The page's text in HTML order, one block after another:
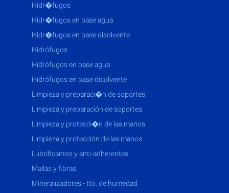
hidr�fugos
hidr�fugos en base agua
hidr�fugos en base disolvente
hidrófugos
hidrófugos en base agua
hidrófugos en base disolvente
limpieza y preparaci�n de soportes
limpieza y preparación de soportes
limpieza y protecci�n de las manos
limpieza y protección de las manos
lubrificantes y anti-adherentes
mallas y fibras
mineralizadores - tto. de humedad